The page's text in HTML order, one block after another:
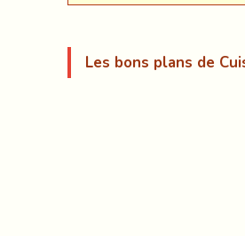
Les bons plans de